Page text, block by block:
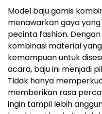
Model baju gamis
menawarkan gaya
pecinta fashion.
kombinasi material
kemampuan untuk
acara, baju ini menjadi
Tidak hanya
memberikan rasa
ingin tampil lebih